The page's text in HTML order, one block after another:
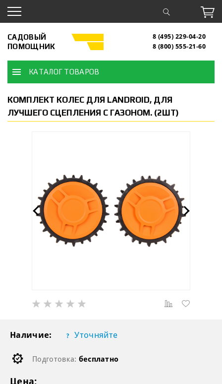
САДОВЫЙ
ПОМОЩНИК
8 (495) 229-04-20
8 (800) 555-21-60
КАТАЛОГ ТОВАРОВ
КОМПЛЕКТ КОЛЕС ДЛЯ LANDROID, ДЛЯ
ЛУЧШЕГО СЦЕПЛЕНИЯ С ГАЗОНОМ. (2ШТ)
Наличие: Уточняйте
Подготовка: бесплатно
Цена: